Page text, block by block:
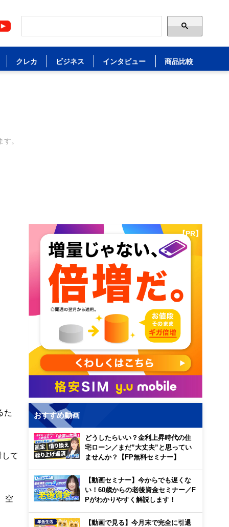
クレカ ビジネス インタビュー 商品比較
す。
た
て
空
【PR】
おすすめ動画
どうしたらいい？金利上昇時代の住
宅ローン／まだ”大丈夫”と思ってい
ませんか？【FP無料セミナー】
【動画セミナー】今からでも遅くな
い！60歳からの老後資金セミナー／F
Pがわかりやすく解説します！
【動画で見る】今月末で完全に引退